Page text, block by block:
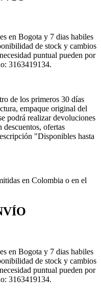
en Bogota y 7 dias habiles
de stock y cambios
puntual pueden por
3163419134.
de los primeros 30 días
empaque original del
podrá realizar devoluciones
ofertas
"Disponibles hasta
en Colombia o en el
en Bogota y 7 dias habiles
de stock y cambios
puntual pueden por
3163419134.